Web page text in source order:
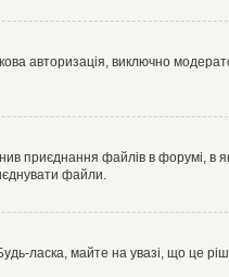
авторизація, виключно
приєднання файлів в форумі, в
файли.
ласка, майте на увазі, що це